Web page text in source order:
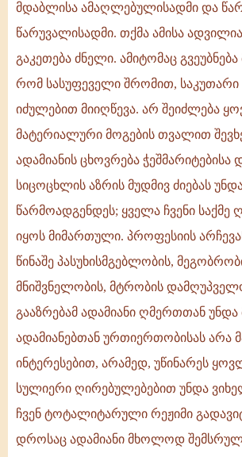
მდაბლისა ამაღლებულისადმი და
წარუვალისადმი. თქმა ამისა
გაკეთება ძნელი. ამიტომაც
რომ სასუფეველი შრომით, საკუთარი
იძულებით მიიღწევა. არ შეიძლება
მატერიალური მოგების თვალით
ადამიანის ცხოვრება ჭეშმარიტებისა
სიცოცხლის აზრის მუდმივ ძიებას
წარმოადგენდეს; ყველა ჩვენი საქმე
იყოს მიმართული. პროფესიის
წინაშე პასუხისმგებლობის,
მნიშვნელობის, მტრობის
გააზრებამ ადამიანი ღმერთთან უნდა
ადამიანებთან ურთიერთობისას არა
ინტერესებით, არამედ, უწინარეს
სულიერი ღირებულებებით უნდა
ჩვენ ტოტალიტარული რეჟიმი
დროსაც ადამიანი მხოლოდ